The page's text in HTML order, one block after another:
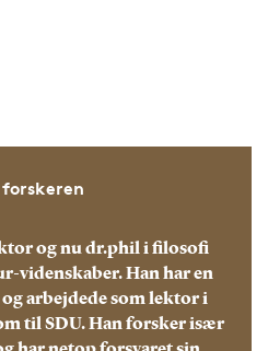
forskeren
og nu dr.phil i filosofi
videnskaber. Han har en
arbejdede som lektor i
til SDU. Han forsker især